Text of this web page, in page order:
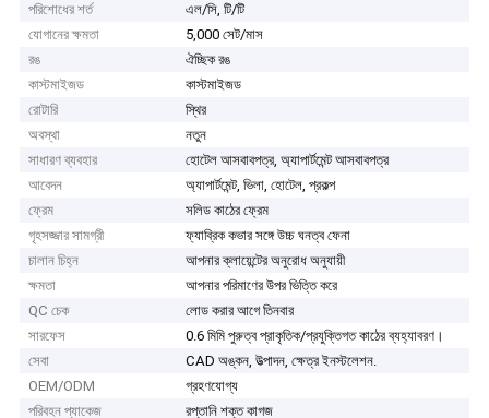
পরিশোধের শর্ত
এল/সি, টি/টি
যোগানের ক্ষমতা
5,000 সেট/মাস
রঙ
ঐচ্ছিক রঙ
কাস্টমাইজড
কাস্টমাইজড
রোটারি
স্থির
অবস্থা
নতুন
সাধারণ ব্যবহার
হোটেল আসবাবপত্র, অ্যাপার্টমেন্ট আসবাবপত্র
আবেদন
অ্যাপার্টমেন্ট, ভিলা, হোটেল, প্রকল্প
ফ্রেম
সলিড কাঠের ফ্রেম
গৃহসজ্জার সামগ্রী
ফ্যাব্রিক কভার সঙ্গে উচ্চ ঘনত্ব ফেনা
চালান চিহ্ন
আপনার ক্লায়েন্টের অনুরোধ অনুযায়ী
ক্ষমতা
আপনার পরিমাণের উপর ভিত্তি করে
QC চেক
লোড করার আগে তিনবার
সারফেস
0.6 মিমি পুরুত্ব প্রাকৃতিক/প্রযুক্তিগত কাঠের ব্যহ্যাবরণ।
সেবা
CAD অঙ্কন, উত্পাদন, ক্ষেত্র ইনস্টলেশন.
OEM/ODM
গ্রহণযোগ্য
পরিবহন প্যাকেজ
রপ্তানি শক্ত কাগজ